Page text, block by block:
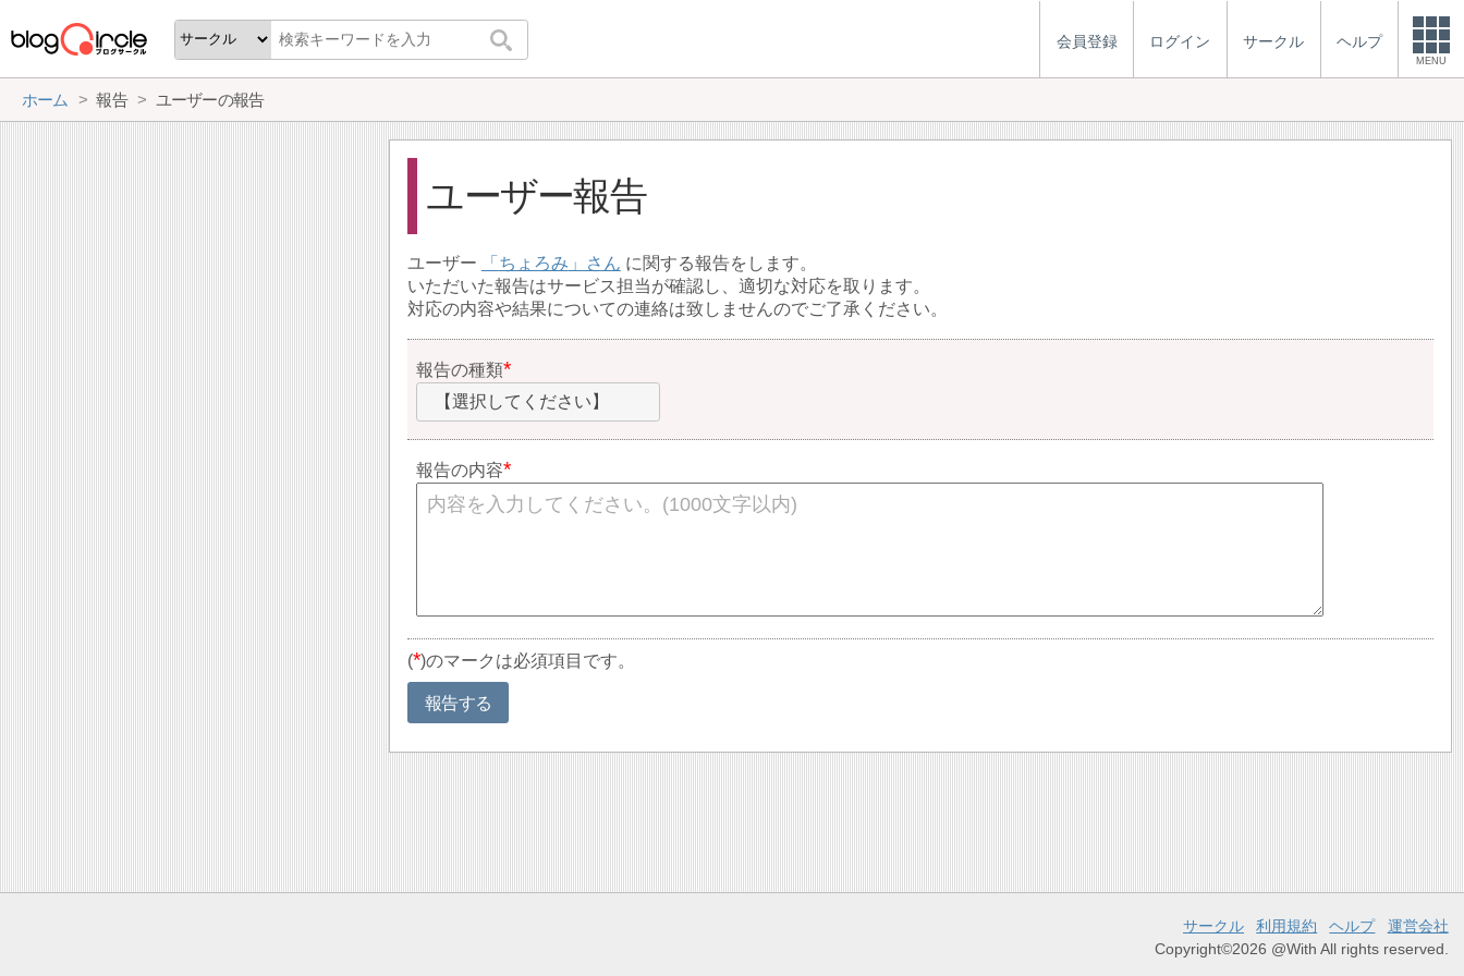
会員登録 ログイン サークル ヘルプ
MENU
ホーム 報告 ユーザーの報告
ユーザー報告
ユーザー ちょろみ
に関する報告をします。
いただいた報告はサービス担当が確認し、適切な対応を取ります。
対応の内容や結果についての連絡は致しませんのでご了承ください。
報告の種類
【選択してください】
報告の内容
(*)のマークは必須項目です。
報告する
サークル 利用規約 ヘルプ
運営会社
Copyright©2026 @With All rights reserved.